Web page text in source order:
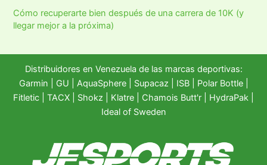
Cómo recuperarte bien después de una carrera de 10K (y
llegar mejor a la próxima)
Distribuidores en Venezuela de las marcas deportivas:
Garmin
GU AquaSphere| Supacaz | ISB | Polar Bottle|
Fitletic
TACX Shokz Klatre Chamois Butt'r HydraPak
Ideal of Sweden